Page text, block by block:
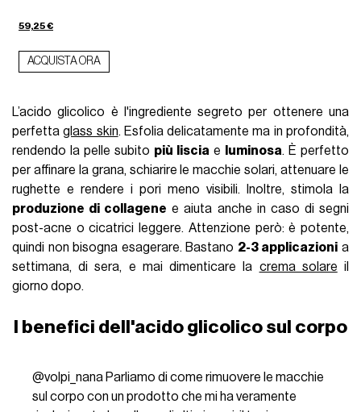
59,25 €
ACQUISTA ORA
L’acido glicolico è l'ingrediente segreto per ottenere una
perfettaglass skin. Esfolia delicatamente ma in profondità,
rendendo la pelle subito più liscia e luminosa. È perfetto
per affinare la grana, schiarire le macchie solari, attenuare le
rughette e rendere i pori meno visibili. Inoltre, stimola la
produzione di collagene e aiuta anche in caso di segni
post-acne o cicatrici leggere. Attenzione però: è potente,
quindi non bisogna esagerare. Bastano 2-3 applicazioni a
settimana, di sera, e mai dimenticare la crema solare il
giorno dopo.
I benefici dell'acido glicolico sul corpo
@volpi_nanaParliamo di come rimuovere le macchie
sul corpo con un prodotto che mi ha veramente